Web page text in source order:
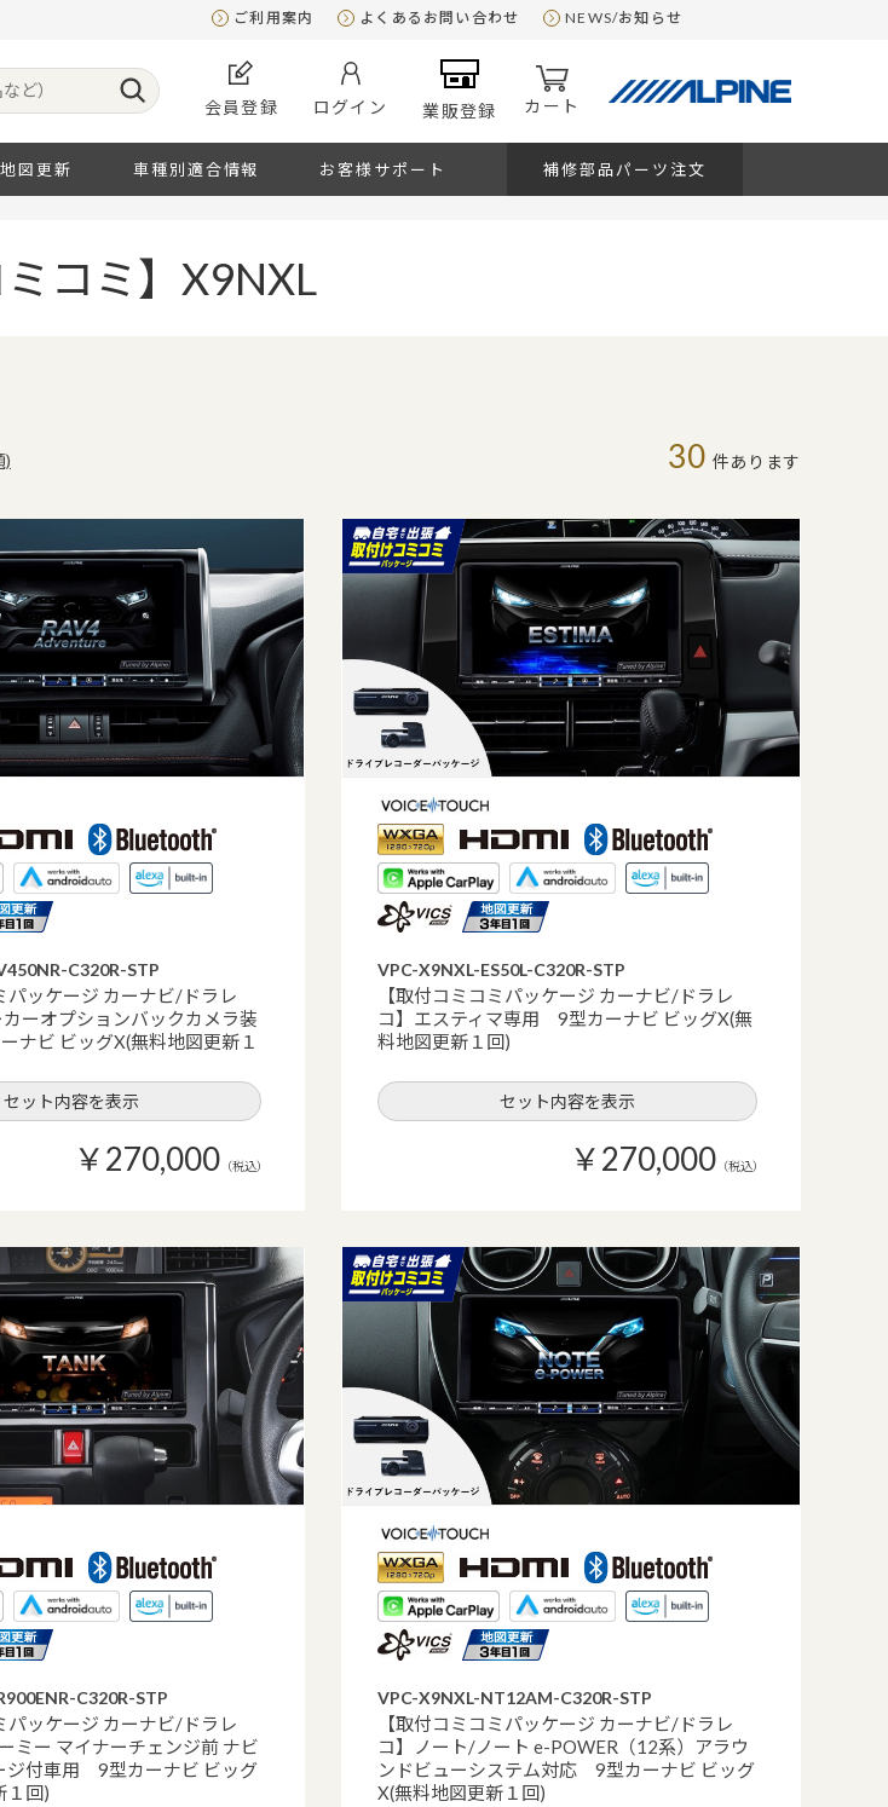
ご利用案内 よくあるお問い合わせ NEWS/お知らせ
会員登録 ログイン 業販登録 カート
図更新 車種別適合情報 お客様サポート 補修部品パーツ注文
ミコミ】X9NXL
) 30 件あります
C320R-STP
パッケージ カーナビ/ドラレ
カーオプションバックカメラ装
ナビ ビッグX(無料地図更新１
セット内容を表示
￥270,000 （税込）
VPC-X9NXL-ES50L-C320R-STP
【取付コミコミパッケージ カーナビ/ドラレ
コ】エスティマ専用 9型カーナビ ビッグX(無
料地図更新１回)
セット内容を表示
￥270,000 （税込）
C320R-STP
パッケージ カーナビ/ドラレ
ミー マイナーチェンジ前 ナビ
ジ付車用 9型カーナビ ビッグ
１回)
VPC-X9NXL-NT12AM-C320R-STP
【取付コミコミパッケージ カーナビ/ドラレ
コ】ノート/ノート e-POWER（12系）アラウ
ンドビューシステム対応 9型カーナビ ビッグ
X(無料地図更新１回)